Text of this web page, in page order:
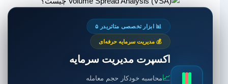
📊 ابزار تخصصی متاتریدر ۵
💰 مدیریت سرمایه حرفه‌ای
اکسپرت مدیریت سرمایه
📈محاسبه خودکار حجم معامله